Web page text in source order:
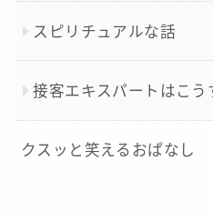
スピリチュアルな話
接客エキスパートはこう
クスッと笑えるおぱなし